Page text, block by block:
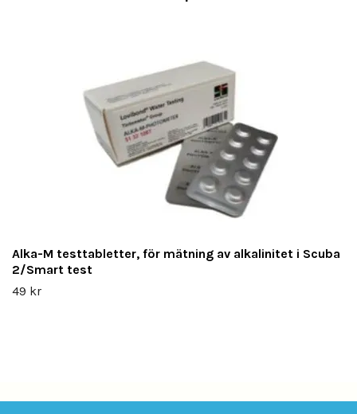
Alka-M testtabletter, för mätning av alkalinitet i Scuba
2/Smart test
49 kr